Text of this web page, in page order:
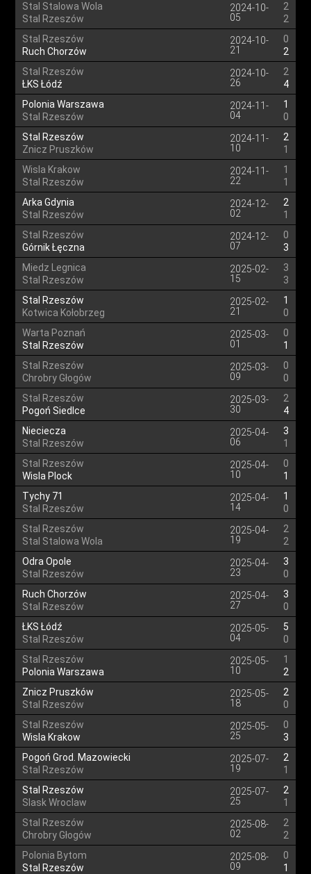
Stal Stalowa Wola
Stal Rzeszów
2024-10-
05
2
2
Stal Rzeszów
Ruch Chorzów
2024-10-
21
0
2
Stal Rzeszów
ŁKS Łódź
2024-10-
26
2
4
Polonia Warszawa
Stal Rzeszów
2024-11-
04
1
0
Stal Rzeszów
Znicz Pruszków
2024-11-
10
2
1
Wisla Krakow
Stal Rzeszów
2024-11-
22
1
1
Arka Gdynia
Stal Rzeszów
2024-12-
02
2
1
Stal Rzeszów
Górnik Łęczna
2024-12-
07
0
3
Miedz Legnica
Stal Rzeszów
2025-02-
15
3
3
Stal Rzeszów
Kotwica Kołobrzeg
2025-02-
21
1
0
Warta Poznań
Stal Rzeszów
2025-03-
01
0
1
Stal Rzeszów
Chrobry Głogów
2025-03-
09
0
0
Stal Rzeszów
Pogoń Siedlce
2025-03-
30
2
4
Nieciecza
Stal Rzeszów
2025-04-
06
3
1
Stal Rzeszów
Wisla Plock
2025-04-
10
0
1
Tychy 71
Stal Rzeszów
2025-04-
14
1
0
Stal Rzeszów
Stal Stalowa Wola
2025-04-
19
2
2
Odra Opole
Stal Rzeszów
2025-04-
23
3
0
Ruch Chorzów
Stal Rzeszów
2025-04-
27
3
0
ŁKS Łódź
Stal Rzeszów
2025-05-
04
5
0
Stal Rzeszów
Polonia Warszawa
2025-05-
10
1
2
Znicz Pruszków
Stal Rzeszów
2025-05-
18
2
0
Stal Rzeszów
Wisla Krakow
2025-05-
25
0
3
Pogoń Grod. Mazowiecki
Stal Rzeszów
2025-07-
19
2
1
Stal Rzeszów
Slask Wroclaw
2025-07-
25
2
1
Stal Rzeszów
Chrobry Głogów
2025-08-
02
2
2
Polonia Bytom
Stal Rzeszów
2025-08-
09
0
1